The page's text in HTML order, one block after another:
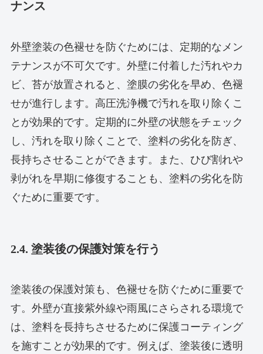
ナンス
外壁塗装の色褪せを防ぐためには、定期的なメン
テナンスが不可欠です。外壁に付着した汚れやカ
ビ、苔が放置されると、塗膜の劣化を早め、色褪
せが進行します。高圧洗浄機で汚れを取り除くこ
とが効果的です。定期的に外壁の状態をチェック
し、汚れを取り除くことで、塗料の劣化を防ぎ、
長持ちさせることができます。また、ひび割れや
剥がれを早期に修復することも、塗料の劣化を防
ぐために重要です。
2.4. 塗装後の保護対策を行う
塗装後の保護対策も、色褪せを防ぐために重要で
す。外壁が直接紫外線や雨風にさらされる環境で
は、塗料を長持ちさせるために保護コーティング
を施すことが効果的です。例えば、塗装後に透明